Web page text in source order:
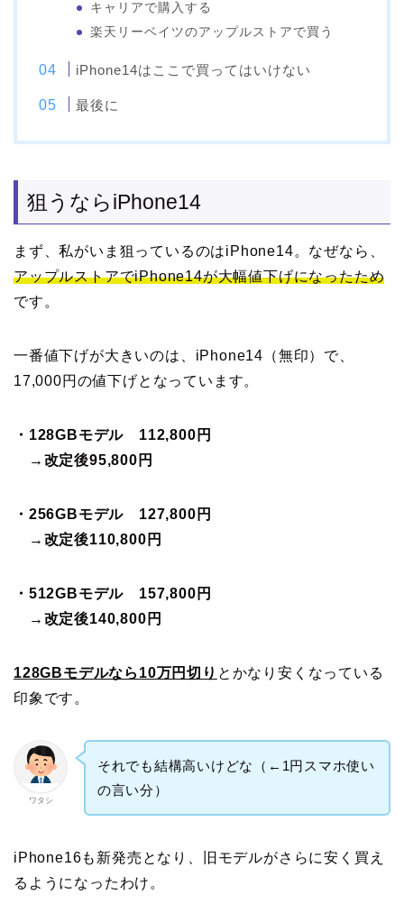
キャリアで購入する
楽天リーベイツのアップルストアで買う
iPhone14はここで買ってはいけない
最後に
狙うならiPhone14
まず、私がいま狙っているのはiPhone14。なぜなら、
アップルストアでiPhone14が大幅値下げになったため
です。
一番値下げが大きいのは、iPhone14（無印）で、
17,000円の値下げとなっています。
・128GBモデル 112,800円
→改定後95,800円
・256GBモデル 127,800円
→改定後110,800円
・512GBモデル 157,800円
→改定後140,800円
128GBモデルなら10万円切り とかなり安くなっている
印象です。
ワタシ
それでも結構高いけどな（←1円スマホ使い
の言い分）
iPhone16も新発売となり、旧モデルがさらに安く買え
るようになったわけ。